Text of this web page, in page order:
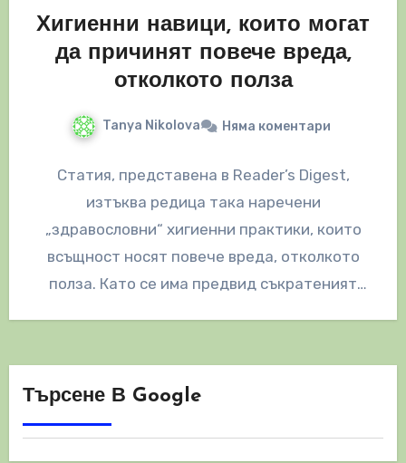
Хигиенни навици, които могат
да причинят повече вреда,
отколкото полза
Tanya Nikolova Няма коментари
Статия, представена в Reader’s Digest,
изтъква редица така наречени
„здравословни“ хигиенни практики, които
всъщност носят повече вреда, отколкото
полза. Като се има предвид съкратеният
Търсене В Google